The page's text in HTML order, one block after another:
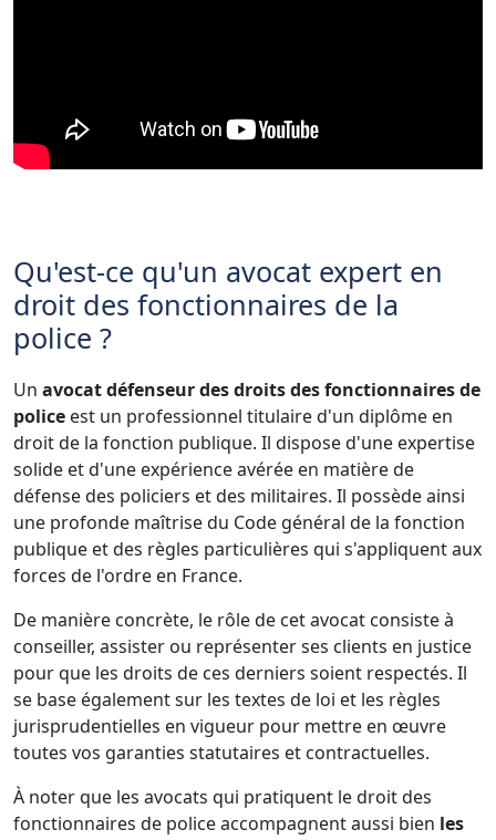
Qu'est-ce qu'un avocat expert en
droit des fonctionnaires de la
police ?
Un avocat défenseur des droits des fonctionnaires de
police est un professionnel titulaire d'un diplôme en
droit de la fonction publique. Il dispose d'une expertise
solide et d'une expérience avérée en matière de
défense des policiers et des militaires. Il possède ainsi
une profonde maîtrise du Code général de la fonction
publique et des règles particulières qui s'appliquent aux
forces de l'ordre en France.
De manière concrète, le rôle de cet avocat consiste à
conseiller, assister ou représenter ses clients en justice
pour que les droits de ces derniers soient respectés. Il
se base également sur les textes de loi et les règles
jurisprudentielles en vigueur pour mettre en œuvre
toutes vos garanties statutaires et contractuelles.
À noter que les avocats qui pratiquent le droit des
fonctionnaires de police accompagnent aussi bien les